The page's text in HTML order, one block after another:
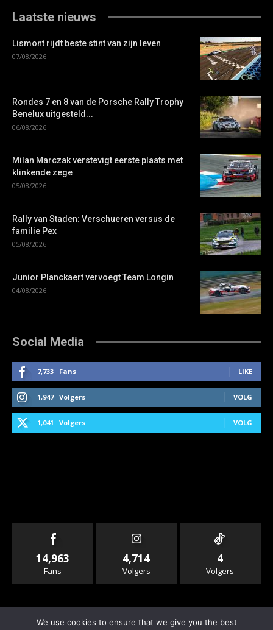
Laatste nieuws
Lismont rijdt beste stint van zijn leven
07/08/2026
Rondes 7 en 8 van de Porsche Rally Trophy
Benelux uitgesteld...
06/08/2026
Milan Marczak verstevigt eerste plaats met
klinkende zege
05/08/2026
Rally van Staden: Verschueren versus de
familie Pex
05/08/2026
Junior Planckaert vervoegt Team Longin
04/08/2026
Social Media
7,733 Fans LIKE
1,947 Volgers VOLG
1,041 Volgers VOLG
14,963
Fans
4,714
Volgers
4
Volgers
We use cookies to ensure that we give you the best